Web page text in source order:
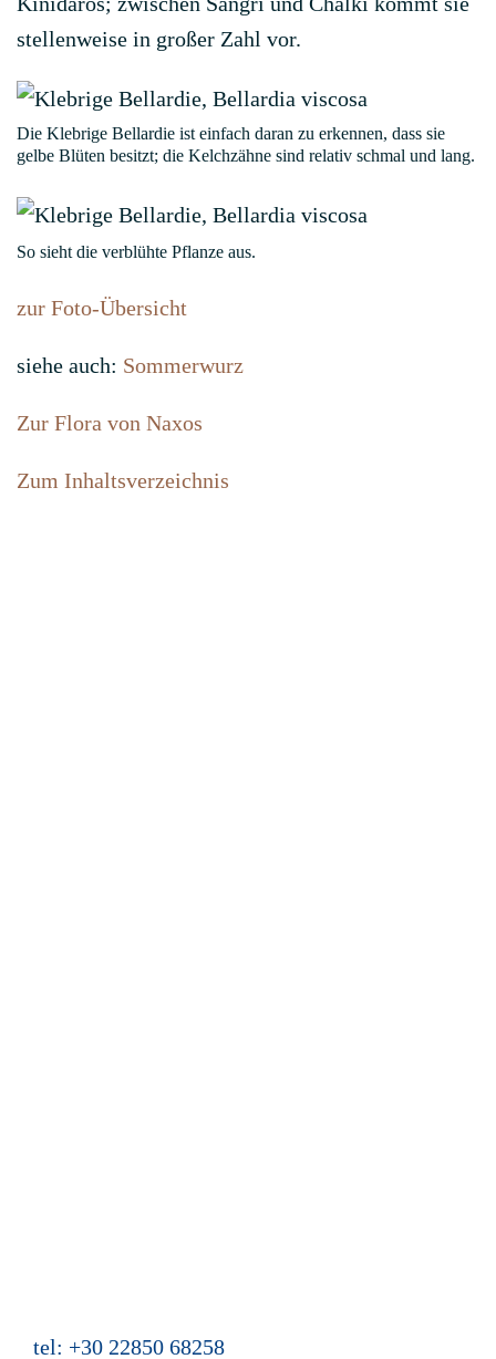
stellenweise in großer Zahl vor.
Die Klebrige Bellardie ist einfach daran zu erkennen, dass sie
gelbe Blüten besitzt; die Kelchzähne sind relativ schmal und lang.
So sieht die verblühte Pflanze aus.
zur Foto-Übersicht
siehe auch: Sommerwurz
Zur Flora von Naxos
Zum Inhaltsverzeichnis
tel: +30 22850 68258